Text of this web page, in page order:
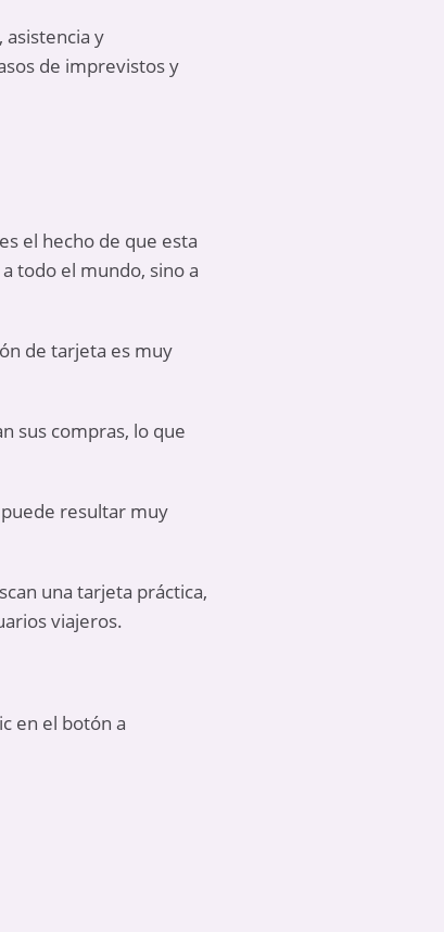
asistencia y
de imprevistos y
el hecho de que esta
todo el mundo, sino a
de tarjeta es muy
sus compras, lo que
resultar muy
una tarjeta práctica,
viajeros.
en el botón a